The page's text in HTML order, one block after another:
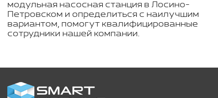
модульная насосная станция в Лосино-
Петровском и определиться с наилучшим
вариантом, помогут квалифицированные
сотрудники нашей компании.